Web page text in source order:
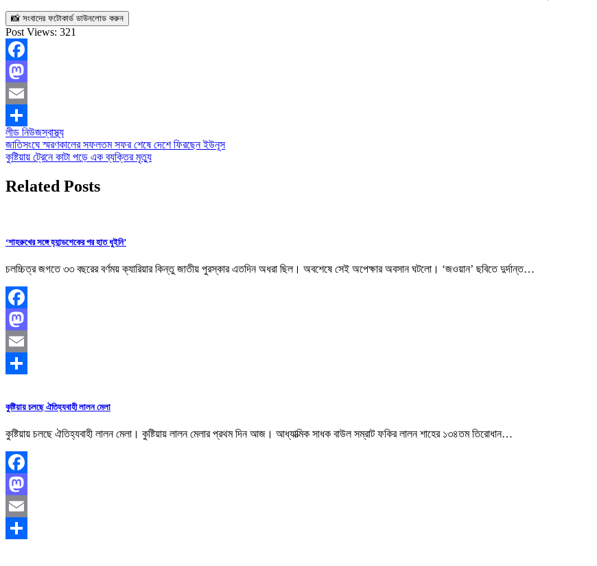
📸 সংবাদের ফটোকার্ড ডাউনলোড করুন
Post Views: 321
Facebook
Mastodon
Email
Share
লীড নিউজস্বাস্থ্য
Post
navigation
জাতিসংঘে স্মরণকালের সফলতম সফর শেষে দেশে ফিরছেন ইউনূস
কুষ্টিয়ায় ট্রেনে কাটা পড়ে এক ব্যক্তির মৃত্যু
Related Posts
‘শাহরুখের সঙ্গে হ্যান্ডশেকের পর হাত ধুইনি’
চলচ্চিত্র জগতে ৩৩ বছরের বর্ণময় ক্যারিয়ার কিন্তু জাতীয় পুরস্কার এতদিন অধরা ছিল। অবশেষে সেই অপেক্ষার অবসান ঘটলো। ‘জওয়ান’ ছবিতে দুর্দান্ত…
Facebook
Mastodon
Email
কুষ্টিয়ায় চলছে ঐতিহ্যবাহী লালন মেলা
কুষ্টিয়ায় চলছে ঐতিহ্যবাহী লালন মেলা। কুষ্টিয়ায় লালন মেলার প্রথম দিন আজ। আধ্যাত্মিক সাধক বাউল সম্রাট ফকির লালন শাহের ১৩৪তম তিরোধান…
Facebook
Mastodon
Email